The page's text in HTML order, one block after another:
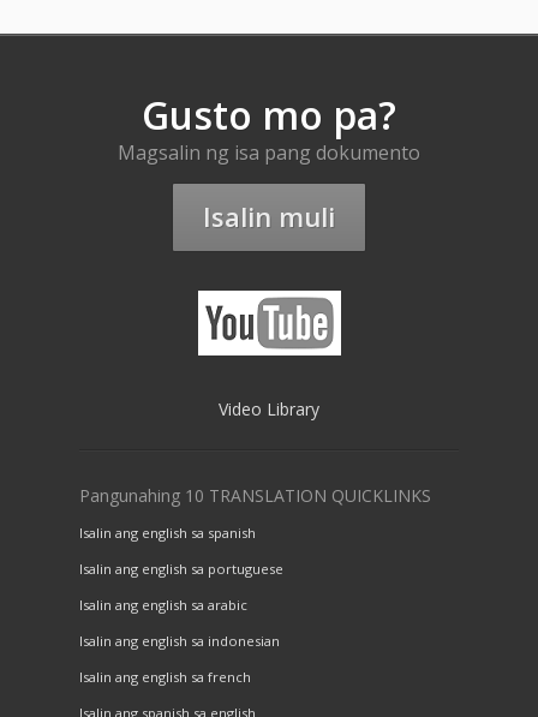
Gusto mo pa?
Magsalin ng isa pang dokumento
Isalin muli
Video Library
Pangunahing 10 TRANSLATION QUICKLINKS
Isalin ang english sa spanish
Isalin ang english sa portuguese
Isalin ang english sa arabic
Isalin ang english sa indonesian
Isalin ang english sa french
Isalin ang spanish sa english